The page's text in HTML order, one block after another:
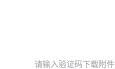
请输入验证码下载附件